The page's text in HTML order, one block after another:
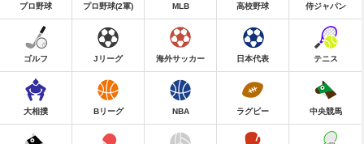
プロ野球 プロ野球(2軍) MLB 高校野球 侍ジャパン
ゴルフ Jリーグ 海外サッカー 日本代表 テニス
大相撲 Bリーグ NBA ラグビー 中央競馬